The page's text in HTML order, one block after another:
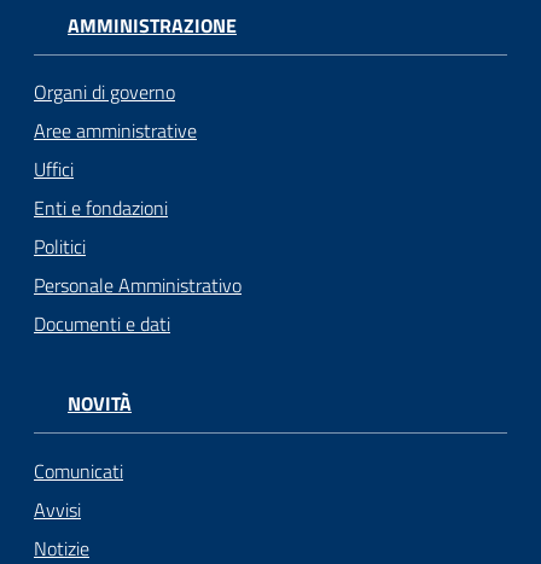
AMMINISTRAZIONE
Organi di governo
Aree amministrative
Uffici
Enti e fondazioni
Politici
Personale Amministrativo
Documenti e dati
NOVITÀ
Comunicati
Avvisi
Notizie